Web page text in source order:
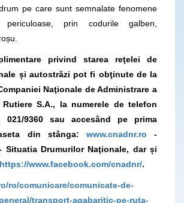
pe care sunt semnalate fenomene
periculoase, prin codurile galben,
privind starea reţelei de
și autostrăzi pot fi obţinute de la
Naţionale de Administrare a
S.A., la numerele de telefon
021/9360 sau accesând pe prima
din stânga: www.cnadnr.ro -
- Situatia Drumurilor Naţionale, dar și
https://www.facebook.com/cnadnr/.
ro/comunicare/comunicate-de-
transport-agabaritic-pe-ruta-